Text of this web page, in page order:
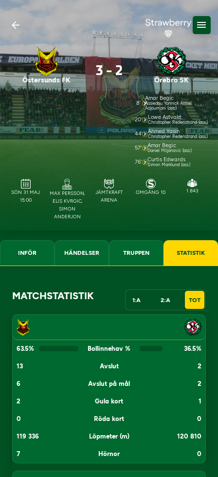
Östersunds FK
3-2
Örebro SK
8'
Amar Begic
Assiedou Yannick Armel
Adjoumani (ass.)
20' Lowe Astvald
Christopher Redenstrand (ass.)
44' Ahmed Yasin
Christopher Redenstrand (ass.)
57' Amar Begic
Daniel Miljanovic (ass.)
76' Curtis Edwards
Simon Marklund (ass.)
SÖN 31 MAJ
15:00
MAX PERSSON,
ELIS KVRGIC,
SIMON
ANDERJON
JÄMTKRAFT
ARENA
OMGÅNG 10 1 843
INFÖR HÄNDELSER TRUPPEN STATISTIK
MATCHSTATISTIK 1:A 2:A TOT
63.5% Bollinnehav % 36.5%
13 Avslut 2
6 Avslut på mål 2
2 Gula kort 1
0 Röda kort 0
119 336 Löpmeter (m) 120 810
7 Hörnor 0